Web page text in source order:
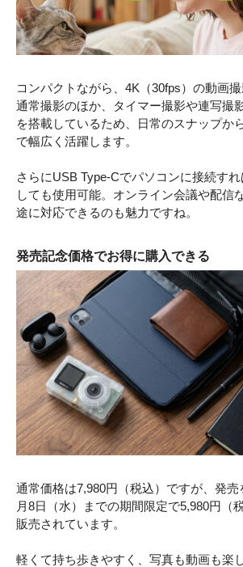
コンパクトながら、4K（30fps）の動画撮
通常撮影のほか、タイマー撮影や連写撮
を搭載しているため、日常のスナップか
で幅広く活躍します。
さらにUSB Type-Cでパソコンに接続す
しても使用可能。オンライン会議や配信
途に対応できるのも魅力ですね。
発売記念価格でお得に購入できる
通常価格は7,980円（税込）ですが、発
月8日（水）までの期間限定で5,980円（
販売されています。
軽くて持ち歩きやすく、写真も動画も楽